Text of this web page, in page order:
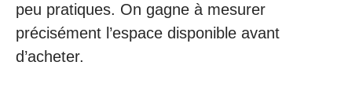
peu pratiques. On gagne à mesurer
précisément l’espace disponible avant
d’acheter.